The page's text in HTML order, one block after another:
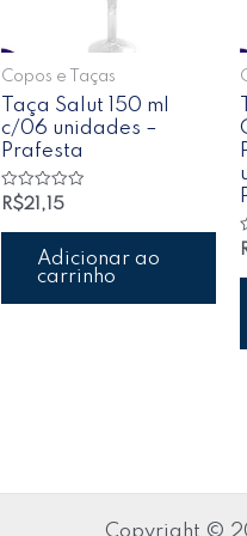
Copos e Taças
Taça Salut 150 ml
c/06 unidades –
Prafesta
Avaliação
de
R$21,15
Adicionar ao
carrinho
Copyright ©